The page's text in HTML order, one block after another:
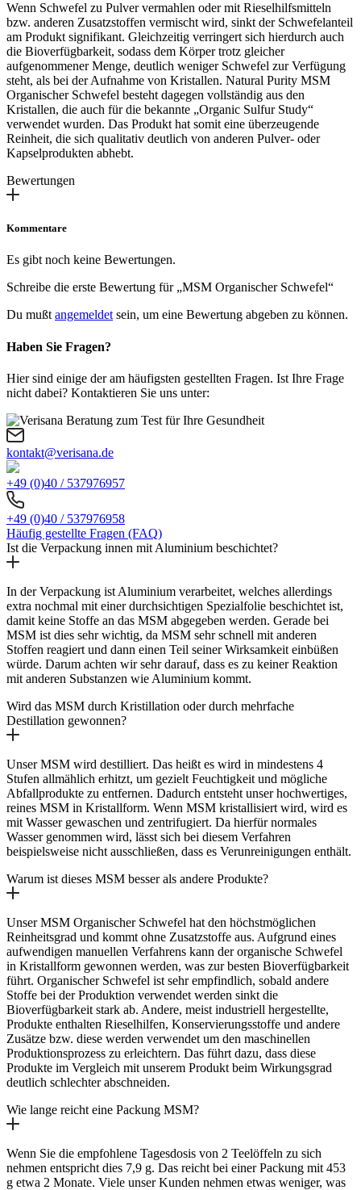
Wenn Schwefel zu Pulver vermahlen oder mit Rieselhilfsmitteln
bzw. anderen Zusatzstoffen vermischt wird, sinkt der Schwefelanteil
am Produkt signifikant. Gleichzeitig verringert sich hierdurch auch
die Bioverfügbarkeit, sodass dem Körper trotz gleicher
aufgenommener Menge, deutlich weniger Schwefel zur Verfügung
steht, als bei der Aufnahme von Kristallen. Natural Purity MSM
Organischer Schwefel besteht dagegen vollständig aus den
Kristallen, die auch für die bekannte „Organic Sulfur Study“
verwendet wurden. Das Produkt hat somit eine überzeugende
Reinheit, die sich qualitativ deutlich von anderen Pulver- oder
Kapselprodukten abhebt.
Bewertungen
Kommentare
Es gibt noch keine Bewertungen.
Schreibe die erste Bewertung für „MSM Organischer Schwefel“
Du mußtangemeldetsein, um eine Bewertung abgeben zu können.
Haben Sie Fragen?
Hier sind einige der am häufigsten gestellten Fragen. Ist Ihre Frage
nicht dabei? Kontaktieren Sie uns unter:
kontakt@verisana.de
+49 (0)40 / 537976957
+49 (0)40 / 537976958
Häufig gestellte Fragen (FAQ)
Ist die Verpackung innen mit Aluminium beschichtet?
In der Verpackung ist Aluminium verarbeitet, welches allerdings
extra nochmal mit einer durchsichtigen Spezialfolie beschichtet ist,
damit keine Stoffe an das MSM abgegeben werden. Gerade bei
MSM ist dies sehr wichtig, da MSM sehr schnell mit anderen
Stoffen reagiert und dann einen Teil seiner Wirksamkeit einbüßen
würde. Darum achten wir sehr darauf, dass es zu keiner Reaktion
mit anderen Substanzen wie Aluminium kommt.
Wird das MSM durch Kristillation oder durch mehrfache
Destillation gewonnen?
Unser MSM wird destilliert. Das heißt es wird in mindestens 4
Stufen allmählich erhitzt, um gezielt Feuchtigkeit und mögliche
Abfallprodukte zu entfernen. Dadurch entsteht unser hochwertiges,
reines MSM in Kristallform. Wenn MSM kristallisiert wird, wird es
mit Wasser gewaschen und zentrifugiert. Da hierfür normales
Wasser genommen wird, lässt sich bei diesem Verfahren
beispielsweise nicht ausschließen, dass es Verunreinigungen enthält.
Warum ist dieses MSM besser als andere Produkte?
Unser MSM Organischer Schwefel hat den höchstmöglichen
Reinheitsgrad und kommt ohne Zusatzstoffe aus. Aufgrund eines
aufwendigen manuellen Verfahrens kann der organische Schwefel
in Kristallform gewonnen werden, was zur besten Bioverfügbarkeit
führt. Organischer Schwefel ist sehr empfindlich, sobald andere
Stoffe bei der Produktion verwendet werden sinkt die
Bioverfügbarkeit stark ab. Andere, meist industriell hergestellte,
Produkte enthalten Rieselhilfen, Konservierungsstoffe und andere
Zusätze bzw. diese werden verwendet um den maschinellen
Produktionsprozess zu erleichtern. Das führt dazu, dass diese
Produkte im Vergleich mit unserem Produkt beim Wirkungsgrad
deutlich schlechter abschneiden.
Wie lange reicht eine Packung MSM?
Wenn Sie die empfohlene Tagesdosis von 2 Teelöffeln zu sich
nehmen entspricht dies 7,9 g. Das reicht bei einer Packung mit 453
g etwa 2 Monate. Viele unser Kunden nehmen etwas weniger, was